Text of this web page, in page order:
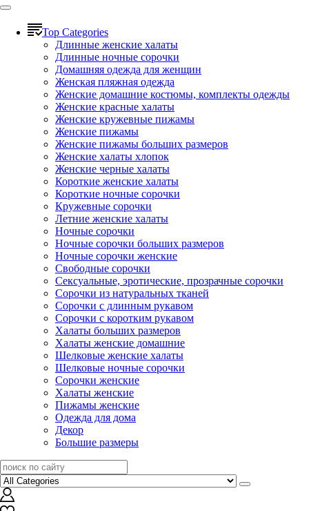
Top Categories
Длинные женские халаты
Длинные ночные сорочки
Домашняя одежда для женщин
Женская пляжная одежда
Женские домашние костюмы, комплекты одежды
Женские красные халаты
Женские кружевные пижамы
Женские пижамы
Женские пижамы больших размеров
Женские халаты хлопок
Женские черные халаты
Короткие женские халаты
Короткие ночные сорочки
Кружевные сорочки
Летние женские халаты
Ночные сорочки
Ночные сорочки больших размеров
Ночные сорочки женские
Свободные сорочки
Сексуальные, эротические, прозрачные сорочки
Сорочки из натуральных тканей
Сорочки с длинным рукавом
Сорочки с коротким рукавом
Халаты больших размеров
Халаты женские домашние
Шелковые женские халаты
Шелковые ночные сорочки
Сорочки женские
Халаты женские
Пижамы женские
Одежда для дома
Декор
Большие размеры